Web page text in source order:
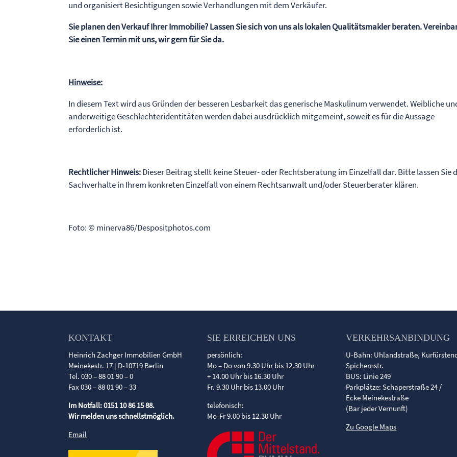
und organisiert Besichtigungen sowie Verhandlungen mit dem Verkäufer.
Sie planen den Verkauf Ihrer Immobilie? Lassen Sie sich von uns als lokalen Qualitätsmakler beraten.
Sie einen Termin mit uns, wir gern für Sie da.
Hinweise:
In diesem Text wird aus Gründen der besseren Lesbarkeit das generische Maskulinum verwendet. Weibliche
anderweitige Geschlechteridentitäten werden dabei ausdrücklich mitgemeint, soweit es für die Aussage
erforderlich ist.
Rechtlicher Hinweis:Dieser Beitrag stellt keine Steuer- oder Rechtsberatung im Einzelfall dar. Bitte lassen Sie
Sachverhalte in Ihrem konkreten Einzelfall von einem Rechtsanwalt und/oder Steuerberater klären.
Foto: © minerva86/Despositphotos.com
KONTAKT
Heinrich Zachger Immobilien GmbH
Meinekestr. 17 | D-10719 Berlin
Tel. 030 – 88 01 90 – 0
Fax 030 – 88 01 90 – 33
Im Notfall: 0151 10 86 15 88.
Wir melden uns schnellstmöglich.
Email
SIE ERREICHEN UNS
persönlich:
Mo – Do von 9.30 Uhr bis 12.30 Uhr
+ 14.00 Uhr bis 16.30 Uhr
Fr. 9.30 Uhr bis 13.00 Uhr
telefonisch:
Mo-Fr 9.00 bis 12.30 Uhr
VERKEHRSANBINDUNG
U-Bahn: Uhlandstraße,
Spichernstr.
BUS: Linie 249
Parkplätze: Schaperstraße 24 /
Ecke Meinekestraße
(Bar jeder Vernunft)
Zu Google Maps